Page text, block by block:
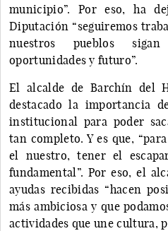
municipio”. Por eso, ha
Diputación “seguiremos
nuestros pueblos
oportunidades y futuro”.
El alcalde de Barchín del
destacado la importancia
institucional para poder
tan completo. Y es que,
el nuestro, tener el
fundamental”. Por eso, el
ayudas recibidas “hacen
más ambiciosa y que
actividades que une cultura,